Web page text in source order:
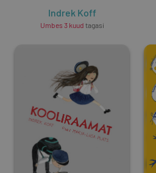
Indrek Koff
Umbes 3 kuud tagasi